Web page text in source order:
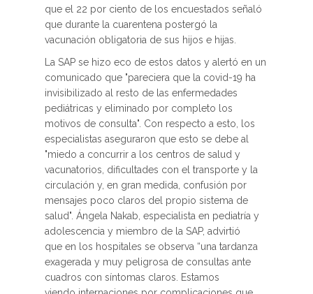
que el 22 por ciento de los encuestados señaló
que durante la cuarentena postergó la
vacunación obligatoria de sus hijos e hijas.
La SAP se hizo eco de estos datos y alertó en un
comunicado que "pareciera que la covid-19 ha
invisibilizado al resto de las enfermedades
pediátricas y eliminado por completo los
motivos de consulta". Con respecto a esto, los
especialistas aseguraron que esto se debe al
"miedo a concurrir a los centros de salud y
vacunatorios, dificultades con el transporte y la
circulación y, en gran medida, confusión por
mensajes poco claros del propio sistema de
salud". Ángela Nakab, especialista en pediatría y
adolescencia y miembro de la SAP, advirtió
que en los hospitales se observa “una tardanza
exagerada y muy peligrosa de consultas ante
cuadros con síntomas claros. Estamos